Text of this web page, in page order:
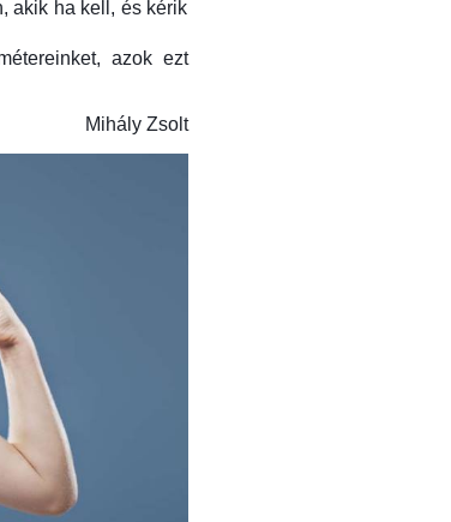
akik ha kell, és kérik
azok ezt
Mihály Zsolt